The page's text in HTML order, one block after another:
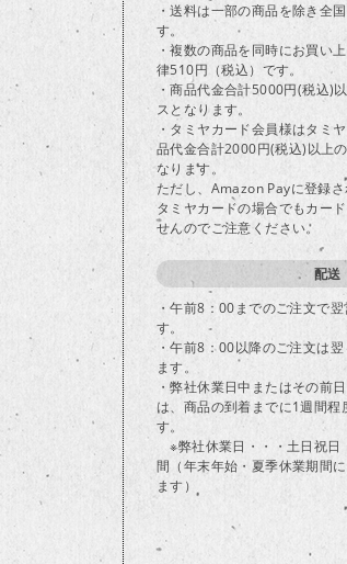
・送料は一部の商品を除き全
す。
・複数の商品を同時にお買い
律510円（税込）です。
・商品代金合計5000円(税込)
スとなります。
・タミヤカード会員様はタミ
品代金合計2000円(税込)以上
なります。
ただし、Amazon Payに登録
タミヤカードの場合でもカー
せんのでご注意ください。
配送
・午前8：00までのご注文で
す。
・午前8：00以降のご注文は
ます。
・弊社休業日中またはその前
は、商品の到着までに1週間程
す。
※弊社休業日・・・土日祝日
間（年末年始・夏季休業期間
ます）